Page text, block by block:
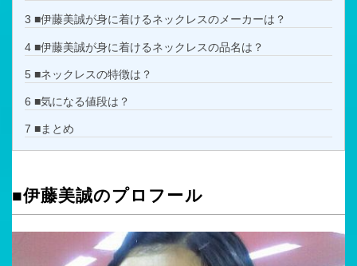
3 ■伊藤美誠が身に着けるネックレスのメーカーは？
4 ■伊藤美誠が身に着けるネックレスの品名は？
5 ■ネックレスの特徴は？
6 ■気になる値段は？
7 ■まとめ
■伊藤美誠のプロフール